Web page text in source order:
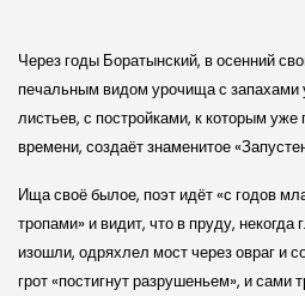
Через годы Боратынский, в осенний
печальным видом урочища с
листьев, с постройками, к которым
времени, создаёт знаменитое
Ища своё былое, поэт идёт «с годов
тропами» и видит, что в пруду, некогда
изошли, одряхлел мост через овраг и
грот «постигнут разрушеньем», и сами